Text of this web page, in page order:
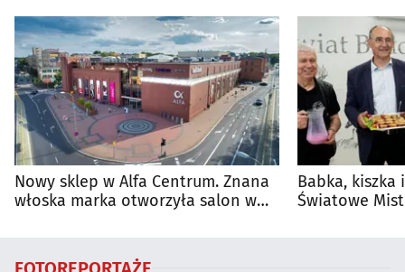
Nowy sklep w Alfa Centrum. Znana
włoska marka otworzyła salon w
Babka, kiszka
Światowe